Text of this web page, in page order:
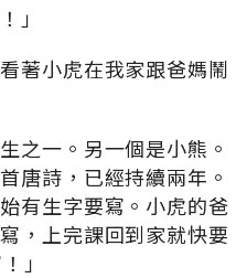
」
著小虎在我家跟爸媽鬧
之一。另一個是小熊。
唐詩，已經持續兩年。
有生字要寫。小虎的爸
，上完課回到家就快要
」